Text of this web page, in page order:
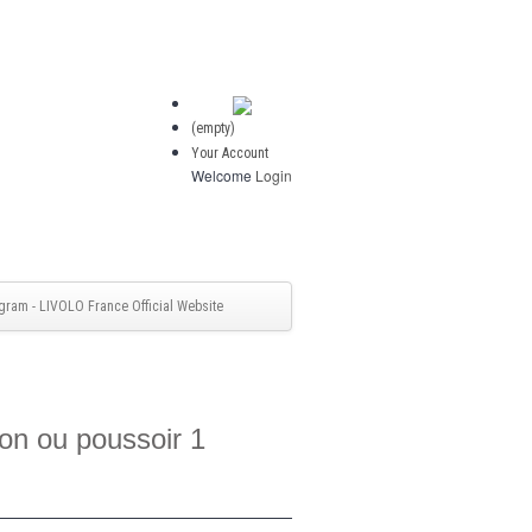
(empty)
Your Account
Welcome Login
- LIVOLO France Official Website
ou poussoir 1